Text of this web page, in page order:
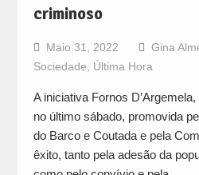
criminoso
Maio 31, 2022 Gina
Sociedade
Última Hora
A iniciativa Fornos
no último sábado, promovida
do Barco e Coutada e pela
êxito, tanto pela adesão da